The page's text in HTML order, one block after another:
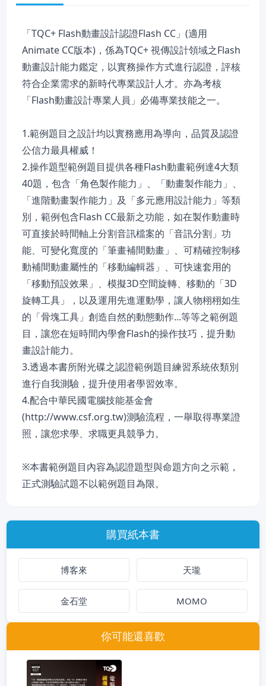
「TQC+ Flash動畫設計認證Flash CC」(適用
Animate CC版本)，係為TQC+ 視傳設計領域之Flash
動畫設計能力鑑定，以實務操作方式進行認證，評核
符合企業需求的新時代專業設計人才。亦為考核
「Flash動畫設計專業人員」必備專業技能之一。
1.範例題目之設計均以實務應用為導向，品質及認證
公信力最具權威！
2.操作題型範例題目提供各種Flash動畫範例達4大類
40題，包含「角色製作能力」、「動畫製作能力」、
「進階動畫製作能力」及「多元應用設計能力」等類
別，範例包含Flash CC最新之功能，如在製作動畫時
可直接於時間軸上分割音訊檔案的「音訊分割」功
能、可變化寬度的「筆畫補間動畫」、可精確控制移
動補間動畫屬性的「移動編輯器」、可快速套用的
「移動預設效果」、模擬3D空間旋轉、移動的「3D
旋轉工具」，以及運用先進運動學，讓人物栩栩如生
的「骨塊工具」創造自然的動態動作...等等之範例題
目，讓您在短時間內學會Flash的操作技巧，提升動
畫設計能力。
3.透過本書所附光碟之認證範例題目練習系統依類別
進行自我測驗，提升使用者學習效率。
4.配合中華民國電腦技能基金會
(http://www.csf.org.tw)測驗流程，一舉取得專業證
照，讓您求學、求職更具競爭力。
※本書範例題目內容為認證題型與命題方向之示範，
正式測驗試題不以範例題目為限。
購買紙本書
博客來 天瓏
金石堂 MOMO
你可能還喜歡